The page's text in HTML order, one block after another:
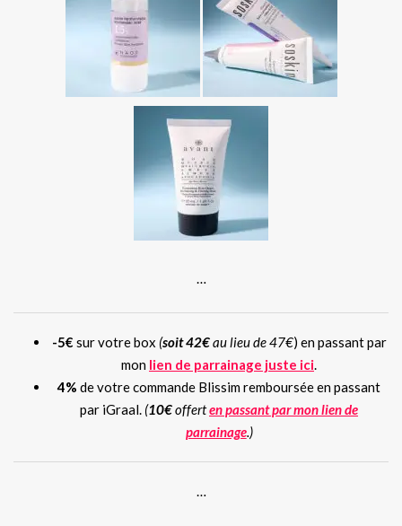
…
-5€ sur votre box (soit42€au lieu de 47€) en passant par
mon lien de parrainage juste ici.
4% de votre commande Blissim remboursée en passant
par iGraal. (10€offerten passant par mon lien de
parrainage.)
…